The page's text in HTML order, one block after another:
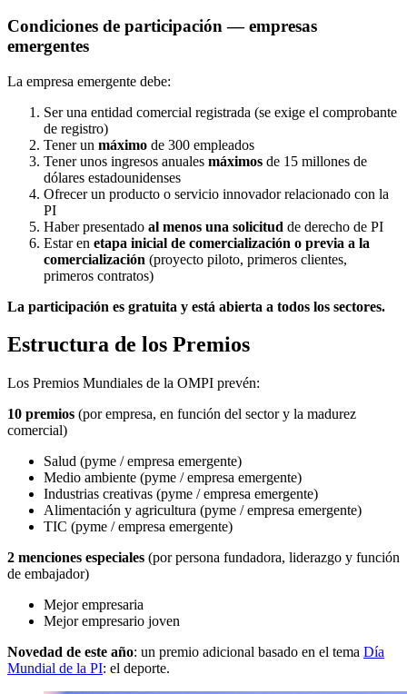
Condiciones de participación — empresas
emergentes
La empresa emergente debe:
Ser una entidad comercial registrada (se exige el comprobante
de registro)
Tener un máximo de 300 empleados
Tener unos ingresos anuales máximos de 15 millones de
dólares estadounidenses
Ofrecer un producto o servicio innovador relacionado con la
PI
Haber presentado al menos una solicitud de derecho de PI
Estar en etapa inicial de comercialización o previa a la
comercialización (proyecto piloto, primeros clientes,
primeros contratos)
La participación es gratuita y está abierta a todos los sectores.
Estructura de los Premios
Los Premios Mundiales de la OMPI prevén:
10 premios (por empresa, en función del sector y la madurez
comercial)
Salud (pyme / empresa emergente)
Medio ambiente (pyme / empresa emergente)
Industrias creativas (pyme / empresa emergente)
Alimentación y agricultura (pyme / empresa emergente)
TIC (pyme / empresa emergente)
2 menciones especiales (por persona fundadora, liderazgo y función
de embajador)
Mejor empresaria
Mejor empresario joven
Novedad de este año: un premio adicional basado en el tema Día
Mundial de la PI: el deporte.